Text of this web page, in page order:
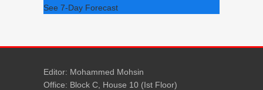
See 7-Day Forecast
Editor: Mohammed Mohsin
Office: Block C, House 10 (Ist Floor)